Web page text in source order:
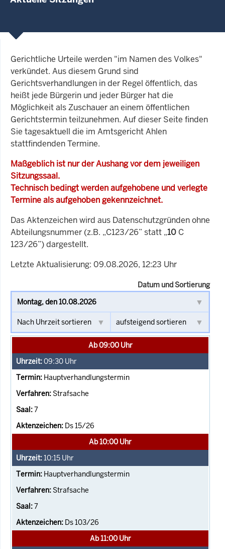
Gerichtliche Urteile werden "im Namen des Volkes"
verkündet. Aus diesem Grund sind
Gerichtsverhandlungen in der Regel öffentlich, das
heißt jede Bürgerin und jeder Bürger hat die
Möglichkeit als Zuschauer an einem öffentlichen
Gerichtstermin teilzunehmen. Auf dieser Seite finden
Sie tagesaktuell die im Amtsgericht Ahlen
stattfindenden Termine.
Maßgeblich ist nur der Aushang vor dem jeweiligen
Sitzungssaal.
Technisch bedingt werden aufgehobene und verlegte
Termine als aufgehoben gekennzeichnet.
Das Aktenzeichen wird aus Datenschutzgründen ohne
Abteilungsnummer (z.B. „C123/26” statt „10 C
123/26”) dargestellt.
Letzte Aktualisierung: 09.08.2026, 12:23 Uhr
Datum und Sortierung
Ab 09:00 Uhr
09:30 Uhr
Hauptverhandlungstermin
Strafsache
7
Ds 15/26
Ab 10:00 Uhr
10:15 Uhr
Hauptverhandlungstermin
Strafsache
7
Ds 103/26
Ab 11:00 Uhr